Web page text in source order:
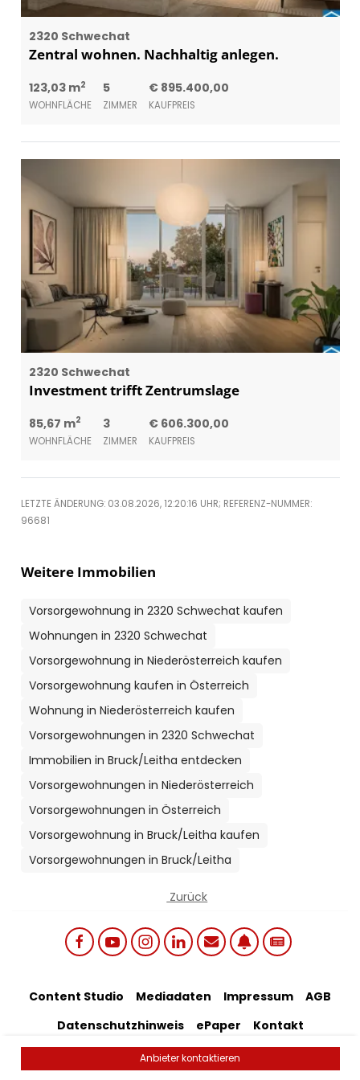
Anbieter kontaktieren
2320 Schwechat
Zentral wohnen. Nachhaltig anlegen.
123,03 m2
WOHNFLÄCHE
5
ZIMMER
€ 895.400,00
KAUFPREIS
2320 Schwechat
Investment trifft Zentrumslage
85,67 m2
WOHNFLÄCHE
3
ZIMMER
€ 606.300,00
KAUFPREIS
LETZTE ÄNDERUNG: 03.08.2026, 12:20:16 UHR; REFERENZ-NUMMER:
96681
Weitere Immobilien
Vorsorgewohnung in 2320 Schwechat kaufen
Wohnungen in 2320 Schwechat
Vorsorgewohnung in Niederösterreich kaufen
Vorsorgewohnung kaufen in Österreich
Wohnung in Niederösterreich kaufen
Vorsorgewohnungen in 2320 Schwechat
Immobilien in Bruck/Leitha entdecken
Vorsorgewohnungen in Niederösterreich
Vorsorgewohnungen in Österreich
Vorsorgewohnung in Bruck/Leitha kaufen
Vorsorgewohnungen in Bruck/Leitha
Zurück
Social links menu
Footer Bottom Menu
Content Studio Mediadaten Impressum
AGB
Datenschutzhinweis
ePaper
Kontakt
Artikel-Feedback